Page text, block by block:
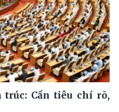
Cần tiêu chí rõ,